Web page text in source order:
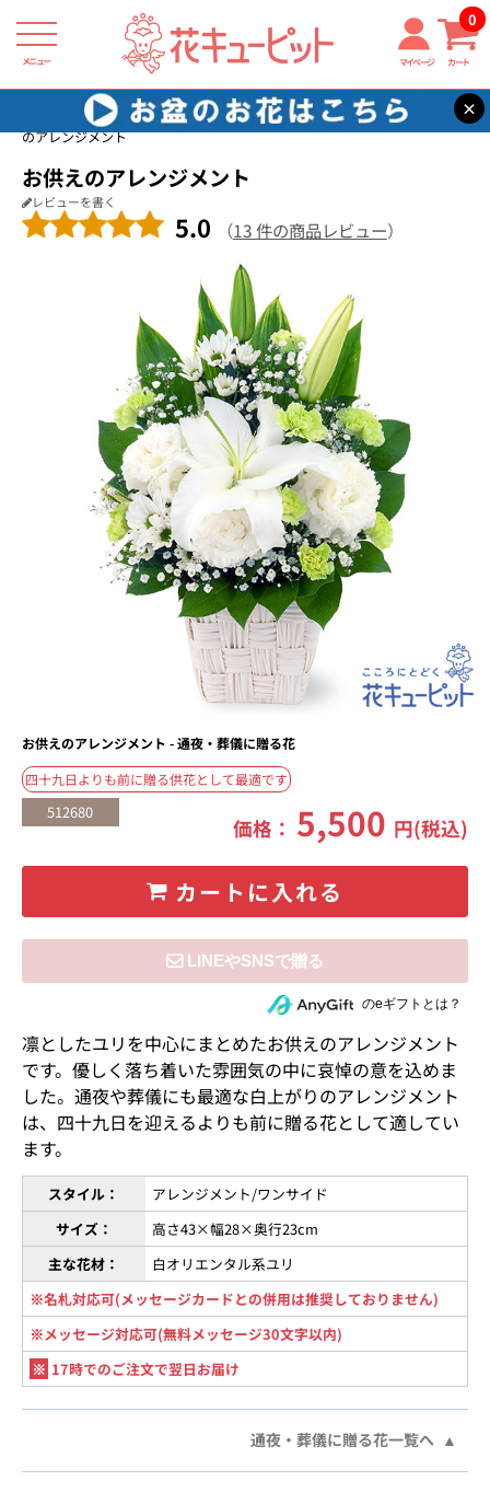
メニュー マイページ カート
0
×
花キューピット 通夜・葬儀に贈る花
【通夜・葬儀に贈る花】お供え
のアレンジメント
お供えのアレンジメント
レビューを書く
5.0 （13 件の商品レビュー）
お供えのアレンジメント - 通夜・葬儀に贈る花
四十九日よりも前に贈る供花として最適です
512680
価格： 5,500 円(税込)
カートに入れる
住所を知らない相手にeギフトで贈るのeギフトとは？
凛としたユリを中心にまとめたお供えのアレンジメント
です。優しく落ち着いた雰囲気の中に哀悼の意を込めま
した。通夜や葬儀にも最適な白上がりのアレンジメント
は、四十九日を迎えるよりも前に贈る花として適してい
ます。
スタイル：
アレンジメント/ワンサイド
サイズ：
高さ43×幅28×奥行23cm
主な花材：
白オリエンタル系ユリ
※名札対応可(メッセージカードとの併用は推奨しておりません)
※メッセージ対応可(無料メッセージ30文字以内)
※ 17時でのご注文で翌日お届け
通夜・葬儀に贈る花一覧へ